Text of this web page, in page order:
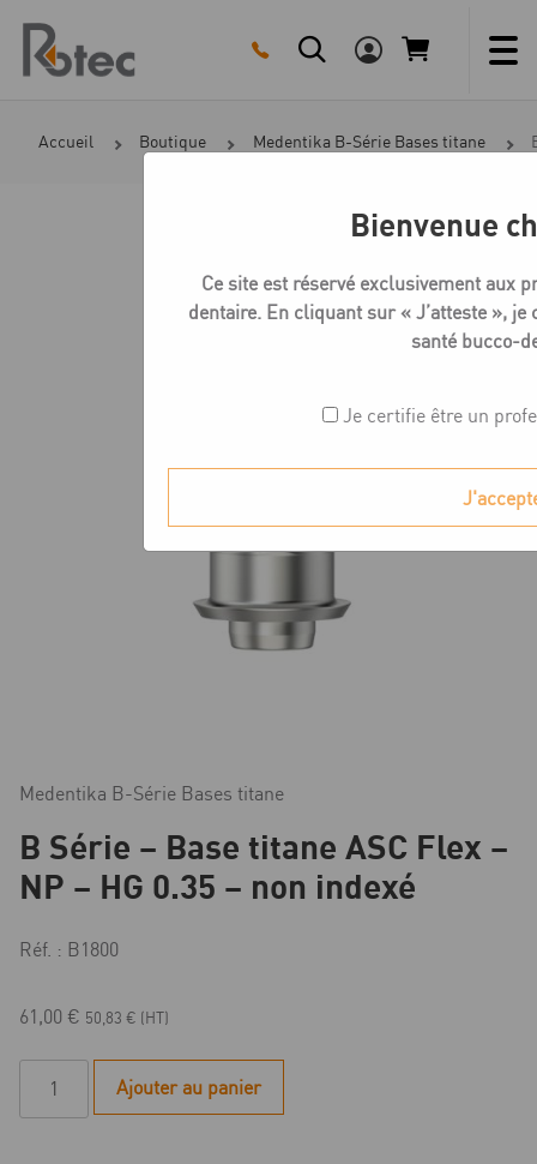
content
Accueil Boutique Medentika B-Série Bases titane
Medentika B-Série Bases titane
B Série – Base titane ASC Flex –
NP – HG 0.35 – non indexé
Réf. : B1800
61,00 € 50,83 € (HT)
Ajouter au panier
Bienvenue
Ce site est réservé exclusivement aux
dentaire. En cliquant sur « J’atteste »,
santé bucco-
Je certifie être un